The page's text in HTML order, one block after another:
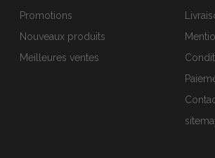
Promotions
Nouveaux produits
Meilleures ventes